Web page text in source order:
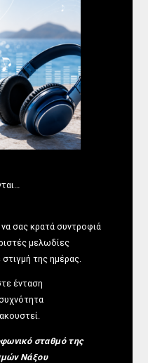
σας κρατά συντροφιά
μελωδίες
της ημέρας.
ένταση
σταθμό της
Νάξου